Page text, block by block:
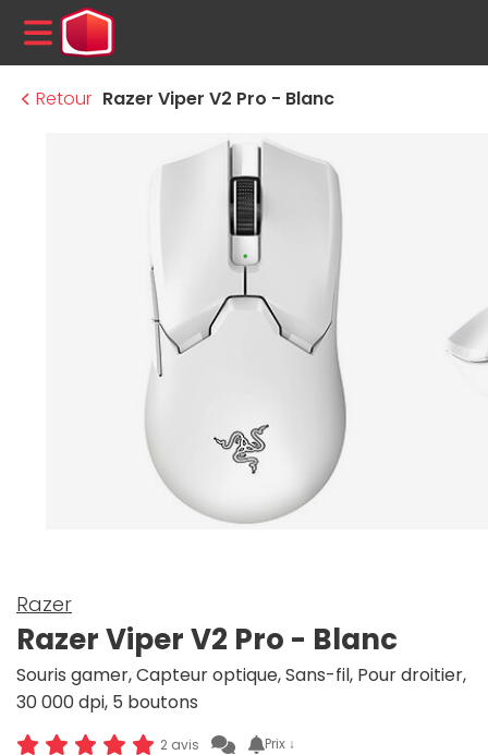
MENU
Retour Razer Viper V2 Pro - Blanc
Razer
Razer Viper V2 Pro - Blanc
Souris gamer, Capteur optique, Sans-fil, Pour droitier,
30 000 dpi, 5 boutons
2 avis Prix ↓